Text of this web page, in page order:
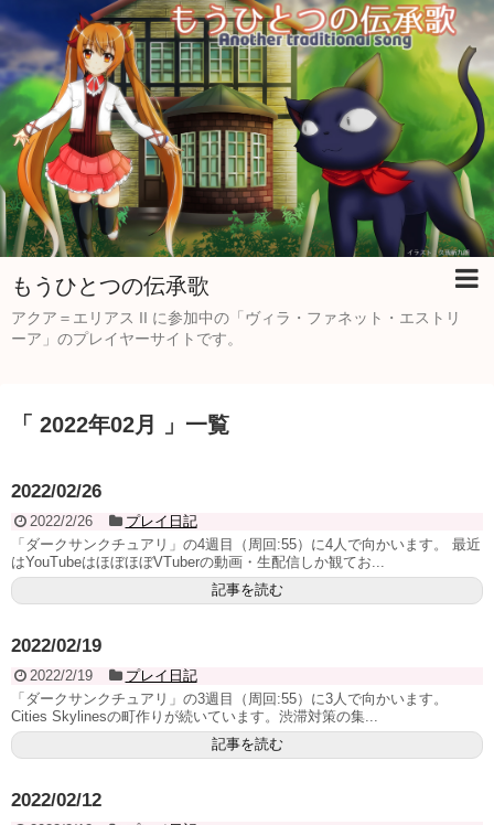
もうひとつの伝承歌
アクア＝エリアス II に参加中の「ヴィラ・ファネット・エストリ
ーア」のプレイヤーサイトです。
「 2022年02月 」一覧
2022/02/26
2022/2/26
プレイ日記
「ダークサンクチュアリ」の4週目（周回:55）に4人で向かいます。 最近
はYouTubeはほぼほぼVTuberの動画・生配信しか観てお...
記事を読む
2022/02/19
2022/2/19
プレイ日記
「ダークサンクチュアリ」の3週目（周回:55）に3人で向かいます。
Cities Skylinesの町作りが続いています。渋滞対策の集...
記事を読む
2022/02/12